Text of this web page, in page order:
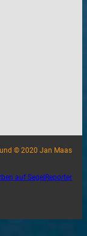
© 2020 Jan Maas
auf SegelReporter